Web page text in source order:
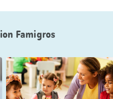
Famigros